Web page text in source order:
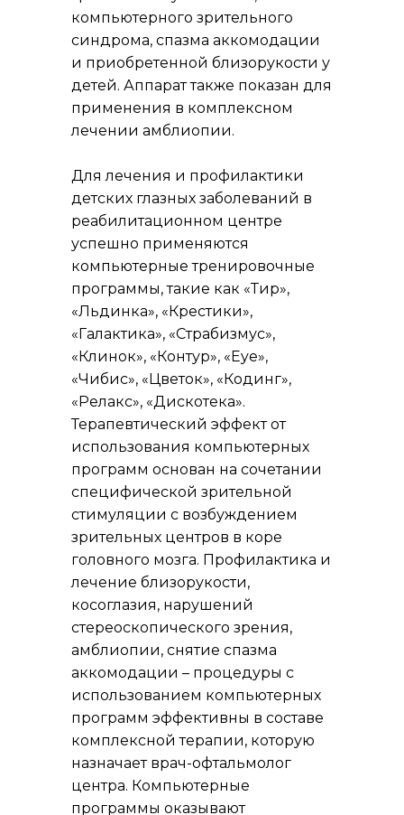
компьютерного зрительного
синдрома, спазма аккомодации
и приобретенной близорукости у
детей. Аппарат также показан для
применения в комплексном
лечении амблиопии.
Для лечения и профилактики
детских глазных заболеваний в
реабилитационном центре
успешно применяются
компьютерные тренировочные
программы, такие как «Тир»,
«Льдинка», «Крестики»,
«Галактика», «Страбизмус»,
«Клинок», «Контур», «Eye»,
«Чибис», «Цветок», «Кодинг»,
«Релакс», «Дискотека».
Терапевтический эффект от
использования компьютерных
программ основан на сочетании
специфической зрительной
стимуляции с возбуждением
зрительных центров в коре
головного мозга. Профилактика и
лечение близорукости,
косоглазия, нарушений
стереоскопического зрения,
амблиопии, снятие спазма
аккомодации – процедуры с
использованием компьютерных
программ эффективны в составе
комплексной терапии, которую
назначает врач-офтальмолог
центра. Компьютерные
программы оказывают